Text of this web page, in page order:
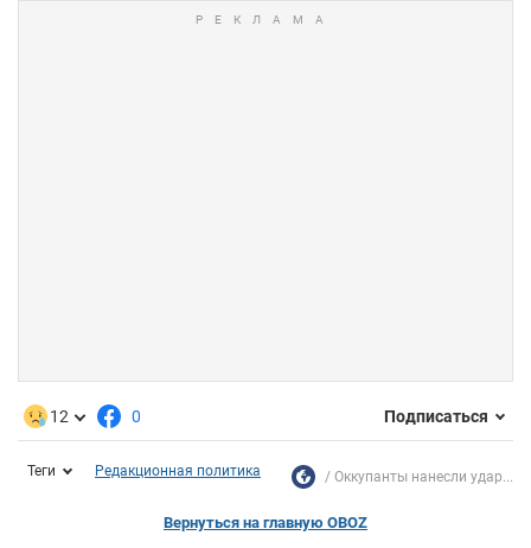
12 0 Подписаться
Теги Редакционная политика Оккупанты нанесли удар...
Вернуться на главную OBOZ